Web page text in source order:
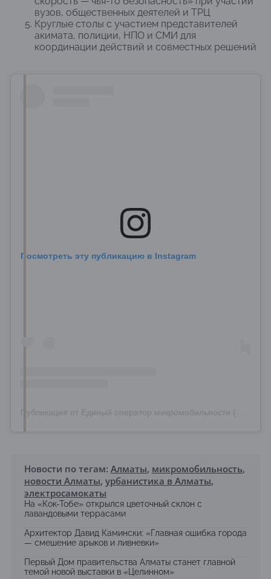
вузов, общественных деятелей и ТРЦ
Круглые столы с участием представителей
акимата, полиции, НПО и СМИ для
координации действий и совместных решений
Посмотреть эту публикацию в Instagram
Новости по тегам: Алматы, микромобильность,
новости Алматы, урбанистика в Алматы,
электросамокаты
На «Кок-Тобе» открылся цветочный склон с
лавандовыми террасами
Архитектор Давид Камински: «Главная ошибка города
— смешение арыков и ливневки»
Первый Дом правительства Алматы станет главной
темой новой выставки в «Целинном»